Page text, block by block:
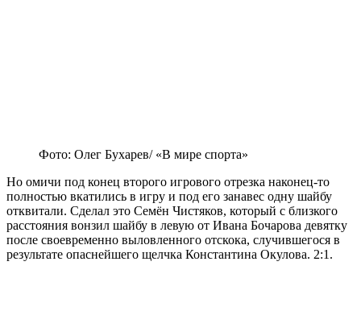
Фото: Олег Бухарев/ «В мире спорта»
Но омичи под конец второго игрового отрезка наконец-то
полностью вкатились в игру и под его занавес одну шайбу
отквитали. Сделал это Семён Чистяков, который с близкого
расстояния вонзил шайбу в левую от Ивана Бочарова девятку
после своевременно выловленного отскока, случившегося в
результате опаснейшего щелчка Константина Окулова. 2:1.